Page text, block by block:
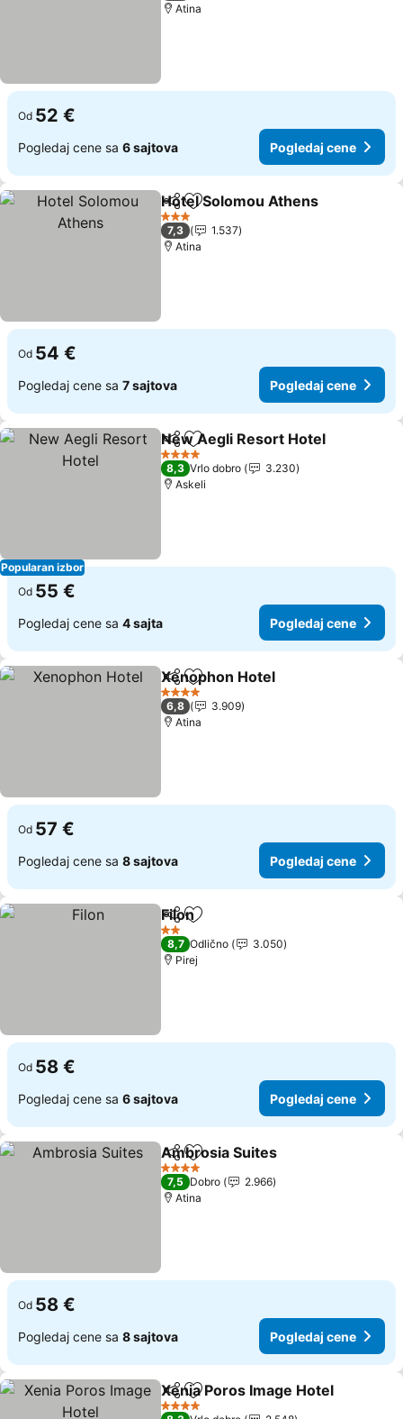
Atina
Od 52 €
Pogledaj cene sa 6 sajtova Pogledaj cene
Deli Dodati u favorite
Hotel Solomou Athens
3 Zvezdice
7,3
1.537
Atina
Od 54 €
Pogledaj cene sa 7 sajtova Pogledaj cene
Popularan izbor
Deli Dodati u favorite
New Aegli Resort Hotel
4 Zvezdice
8,3 Vrlo dobro
3.230
Askeli
Od 55 €
Pogledaj cene sa 4 sajta Pogledaj cene
Deli Dodati u favorite
Xenophon Hotel
4 Zvezdice
6,8
3.909
Atina
Od 57 €
Pogledaj cene sa 8 sajtova Pogledaj cene
Deli Dodati u favorite
Filon
2 Zvezdice
8,7 Odlično
3.050
Pirej
Od 58 €
Pogledaj cene sa 6 sajtova Pogledaj cene
Deli Dodati u favorite
Ambrosia Suites
4 Zvezdice
7,5 Dobro
2.966
Atina
Od 58 €
Pogledaj cene sa 8 sajtova Pogledaj cene
Deli Dodati u favorite
Xenia Poros Image Hotel
4 Zvezdice